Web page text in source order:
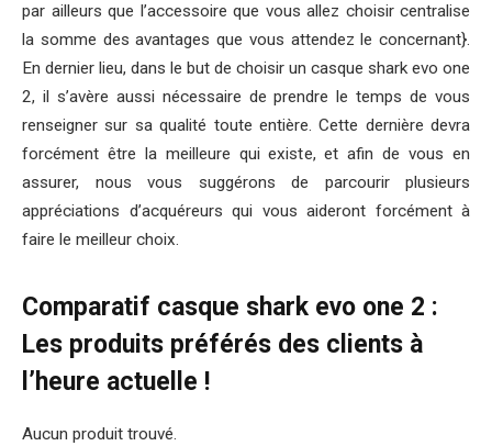
par ailleurs que l’accessoire que vous allez choisir centralise
la somme des avantages que vous attendez le concernant}.
En dernier lieu, dans le but de choisir un casque shark evo one
2, il s’avère aussi nécessaire de prendre le temps de vous
renseigner sur sa qualité toute entière. Cette dernière devra
forcément être la meilleure qui existe, et afin de vous en
assurer, nous vous suggérons de parcourir plusieurs
appréciations d’acquéreurs qui vous aideront forcément à
faire le meilleur choix.
Comparatif casque shark evo one 2 :
Les produits préférés des clients à
l’heure actuelle !
Aucun produit trouvé.